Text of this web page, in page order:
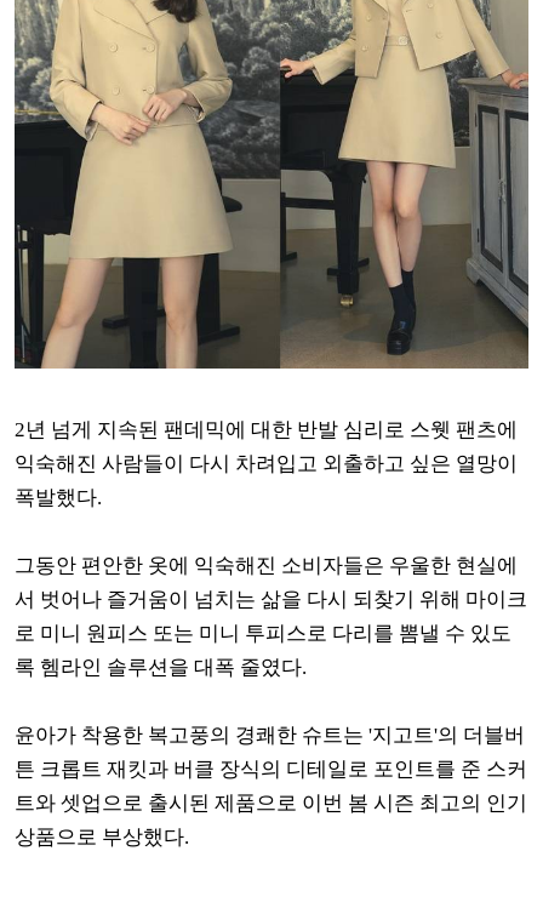
2년 넘게 지속된 팬데믹에 대한 반발 심리로 스웻 팬츠에
익숙해진 사람들이 다시 차려입고 외출하고 싶은 열망이
폭발했다.
그동안 편안한 옷에 익숙해진 소비자들은 우울한 현실에
서 벗어나 즐거움이 넘치는 삶을 다시 되찾기 위해 마이크
로 미니 원피스 또는 미니 투피스로 다리를 뽐낼 수 있도
록 헴라인 솔루션을 대폭 줄였다.
윤아가 착용한 복고풍의 경쾌한 슈트는 '지고트'의 더블버
튼 크롭트 재킷과 버클 장식의 디테일로 포인트를 준 스커
트와 셋업으로 출시된 제품으로 이번 봄 시즌 최고의 인기
상품으로 부상했다.